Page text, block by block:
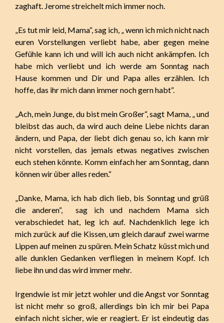
zaghaft. Jerome streichelt mich immer noch.
„Es tut mir leid, Mama“, sag ich, „ wenn ich mich nicht nach
euren Vorstellungen verliebt habe, aber gegen meine
Gefühle kann ich und will ich auch nicht ankämpfen. Ich
habe mich verliebt und ich werde am Sonntag nach
Hause kommen und Dir und Papa alles erzählen. Ich
hoffe, das ihr mich dann immer noch gern habt“.
„Ach, mein Junge, du bist mein Großer“, sagt Mama, „ und
bleibst das auch, da wird auch deine Liebe nichts daran
ändern, und Papa, der liebt dich genau so, ich kann mir
nicht vorstellen, das jemals etwas negatives zwischen
euch stehen könnte. Komm einfach her am Sonntag, dann
können wir über alles reden.“
„Danke, Mama, ich hab dich lieb, bis Sonntag und grüß
die anderen“, sag ich und nachdem Mama sich
verabschiedet hat, leg ich auf. Nachdenklich lege ich
mich zurück auf die Kissen, um gleich darauf zwei warme
Lippen auf meinen zu spüren. Mein Schatz küsst mich und
alle dunklen Gedanken verfliegen in meinem Kopf. Ich
liebe ihn und das wird immer mehr.
Irgendwie ist mir jetzt wohler und die Angst vor Sonntag
ist nicht mehr so groß, allerdings bin ich mir bei Papa
einfach nicht sicher, wie er reagiert. Er ist eindeutig das